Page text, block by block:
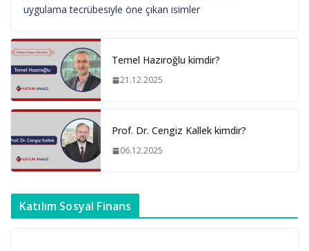
uygulama tecrübesiyle öne çıkan isimler
Temel Hazıroğlu kimdir?
21.12.2025
Prof. Dr. Cengiz Kallek kimdir?
06.12.2025
Katılım Sosyal Finans